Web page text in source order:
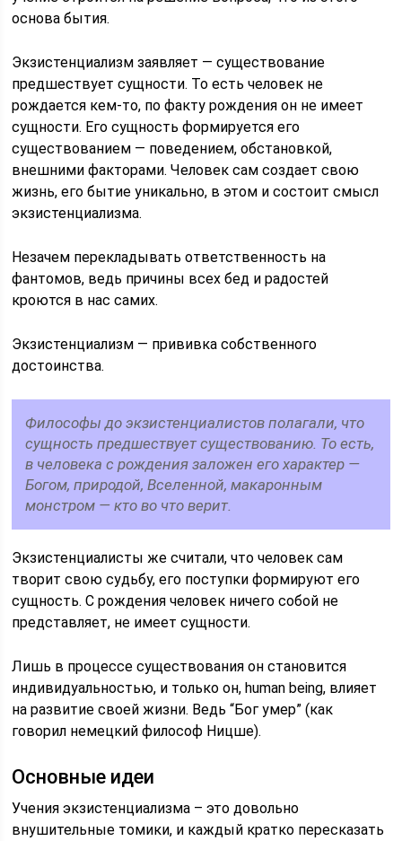
основа бытия.
Экзистенциализм заявляет — существование
предшествует сущности. То есть человек не
рождается кем-то, по факту рождения он не имеет
сущности. Его сущность формируется его
существованием — поведением, обстановкой,
внешними факторами. Человек сам создает свою
жизнь, его бытие уникально, в этом и состоит смысл
экзистенциализма.
Незачем перекладывать ответственность на
фантомов, ведь причины всех бед и радостей
кроются в нас самих.
Экзистенциализм — прививка собственного
достоинства.
Философы до экзистенциалистов полагали, что
сущность предшествует существованию. То есть,
в человека с рождения заложен его характер —
Богом, природой, Вселенной, макаронным
монстром — кто во что верит.
Экзистенциалисты же считали, что человек сам
творит свою судьбу, его поступки формируют его
сущность. С рождения человек ничего собой не
представляет, не имеет сущности.
Лишь в процессе существования он становится
индивидуальностью, и только он, human being, влияет
на развитие своей жизни. Ведь “Бог умер” (как
говорил немецкий философ Ницше).
Основные идеи
Учения экзистенциализма – это довольно
внушительные томики, и каждый кратко пересказать